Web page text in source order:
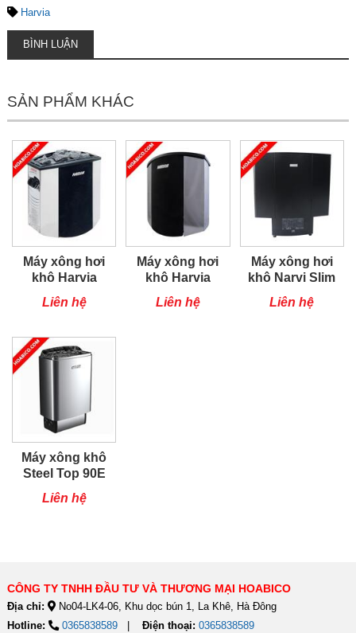
Harvia
BÌNH LUẬN
SẢN PHẨM KHÁC
Máy xông hơi
khô Harvia
BX90E
Liên hệ
Máy xông hơi
khô Harvia
BX135E
Liên hệ
Máy xông hơi
khô Narvi Slim
6kW
Liên hệ
Máy xông khô
Steel Top 90E
9kw
Liên hệ
CÔNG TY TNHH ĐẦU TƯ VÀ THƯƠNG MẠI HOABICO
Địa chỉ:
No04-LK4-06, Khu dọc bún 1, La Khê, Hà Đông
Hotline:
0365838589 Điện thoại: 0365838589